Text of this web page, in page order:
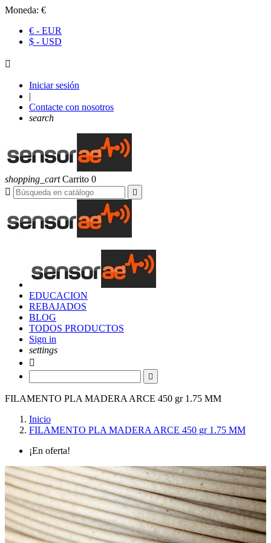
Moneda: €
€ - EUR
$ - USD

Iniciar sesión
|
Contacte con nosotros
search
shopping_cart Carrito 0


EDUCACION
REBAJADOS
BLOG
TODOS PRODUCTOS
Sign in
settings


FILAMENTO PLA MADERA ARCE 450 gr 1.75 MM
Inicio
FILAMENTO PLA MADERA ARCE 450 gr 1.75 MM
¡En oferta!